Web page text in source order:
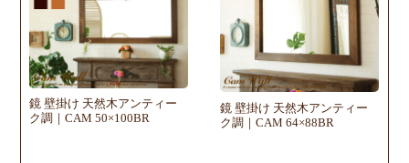
鏡 壁掛け 天然木アンティー
ク調｜CAM 50×100BR
鏡 壁掛け 天然木アンティー
ク調｜CAM 64×88BR